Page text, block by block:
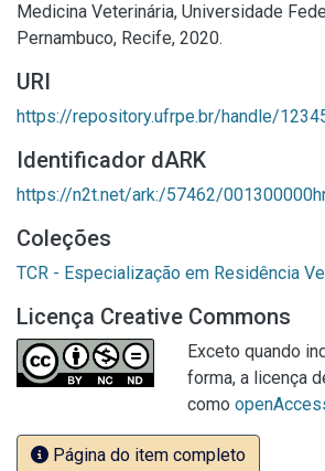
Medicina Veterinária, Universidade
Pernambuco, Recife, 2020.
URI
https://repository.ufrpe.br/handle/
Identificador dARK
https://n2t.net/ark:/57462/
Coleções
TCR - Especialização em Residência
Licença Creative Commons
Exceto quando
forma, a licença
como
Página do item completo